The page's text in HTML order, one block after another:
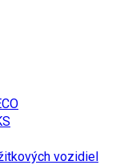
vozidiel